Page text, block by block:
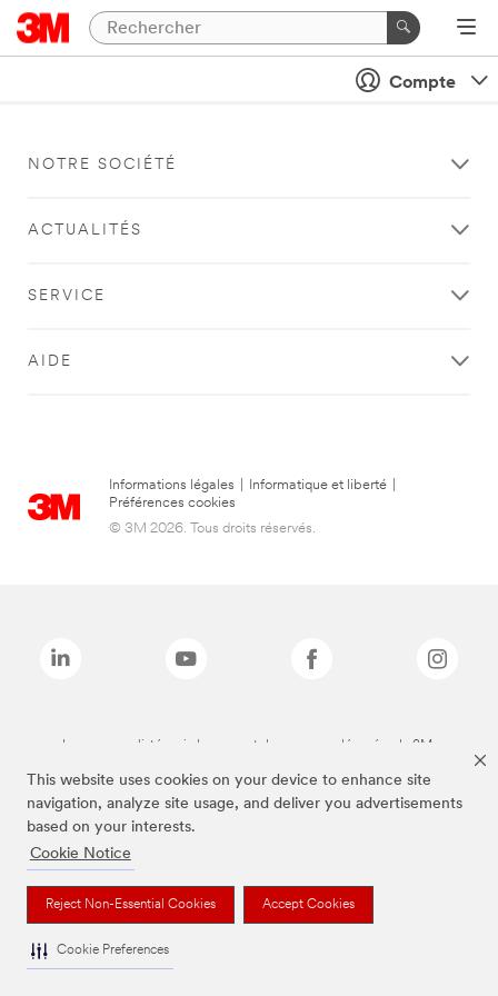
This website uses cookies on your device to enhance site
navigation, analyze site usage, and deliver you advertisements
based on your interests.
Cookie Notice
Reject Non-Essential Cookies Accept Cookies
Cookie Preferences
Compte
NOTRE SOCIÉTÉ
ACTUALITÉS
SERVICE
AIDE
Informations légales Informatique et liberté
Préférences cookies
© 3M 2026. Tous droits réservés.
Les marques listées ci-dessus sont des marques déposées de 3M.